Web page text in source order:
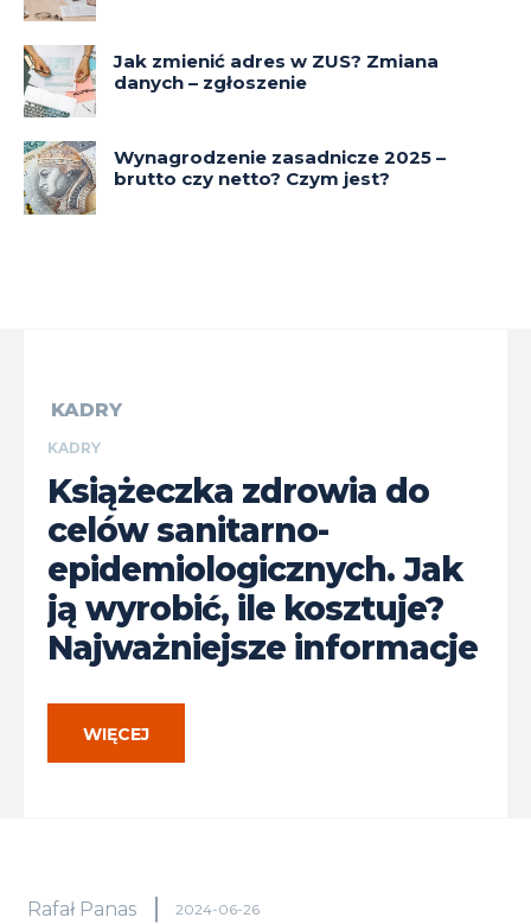
Jak zmienić adres w ZUS? Zmiana
danych – zgłoszenie
Wynagrodzenie zasadnicze 2025 –
brutto czy netto? Czym jest?